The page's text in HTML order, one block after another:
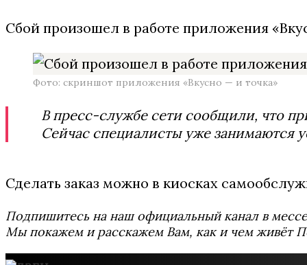
Сбой произошел в работе приложения
Фото: скриншот приложения «Вкусно — и точка»
В пресс-службе сети сообщили, что
Сейчас специалисты уже занимаются
Сделать заказ можно в киосках
Подпишитесь на наш официальный канал в
Мы покажем и расскажем Вам, как и чем живёт